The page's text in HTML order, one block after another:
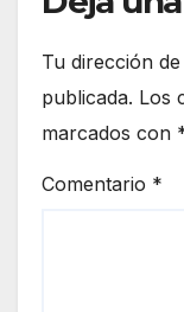
Tu dirección
publicada. Los
marcados con
Comentario *